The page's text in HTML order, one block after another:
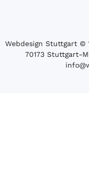
Webdesign Stuttgart ©
70173 Stuttgart-